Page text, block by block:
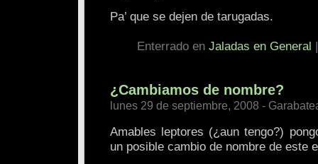
Pa’ que se dejen de tarugadas.
Enterrado en Jaladas en General
¿Cambiamos de nombre?
lunes 29 de septiembre, 2008 -
Amables leptores (¿aun tengo?)
un posible cambio de nombre de este